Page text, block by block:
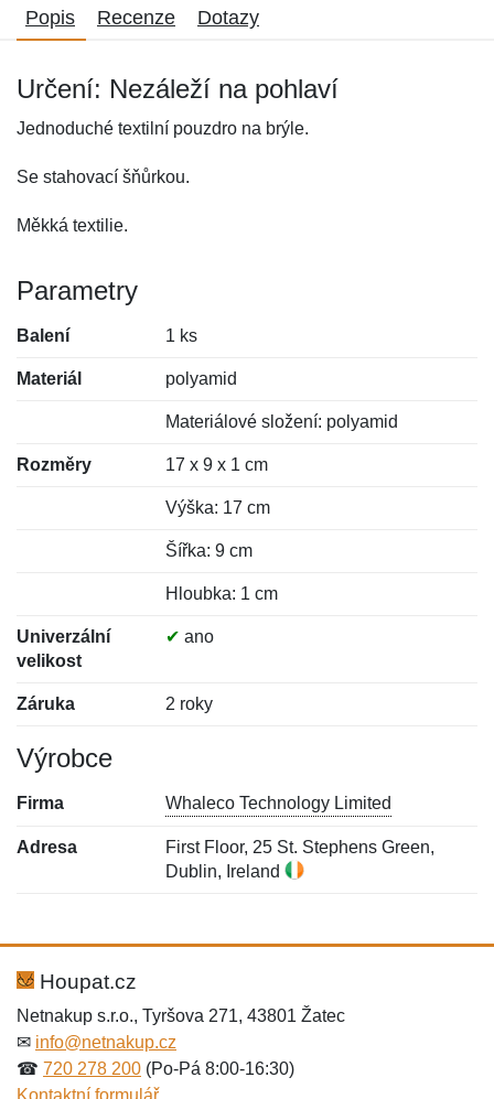
Popis Recenze Dotazy
Určení: Nezáleží na pohlaví
Jednoduché textilní pouzdro na brýle.
Se stahovací šňůrkou.
Měkká textilie.
Parametry
Balení 1 ks
Materiál polyamid
Materiálové složení: polyamid
Rozměry 17 x 9 x 1 cm
Výška: 17 cm
Šířka: 9 cm
Hloubka: 1 cm
Univerzální
velikost
✔ ano
Záruka 2 roky
Výrobce
Firma Whaleco Technology Limited
Adresa
First Floor, 25 St. Stephens Green,
Dublin, Ireland
Hodnocení:
Jméno: *
Jméno:
E-mail:*
Houpat.cz
Netnakup s.r.o., Tyršova 271, 43801 Žatec
✉ info@netnakup.cz
☎ 720 278 200 (Po-Pá 8:00-16:30)
Kontaktní formulář